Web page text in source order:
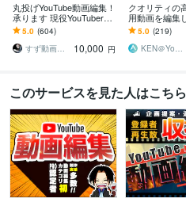
丸投げYouTube動画編集！
承ります 現役YouTuberが
効果的な動画を作ります
5.0 (604)
すず動画編集者
10,000 円
クオリティの
用動画を編集
000円でクオリ
動画】作成し
5.0 (219)
KEN＠YouTube運用代行
このサービスを見た人はこち